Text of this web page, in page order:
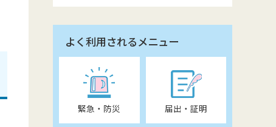
よく利用されるメニュー
緊急・防災 届出・証明